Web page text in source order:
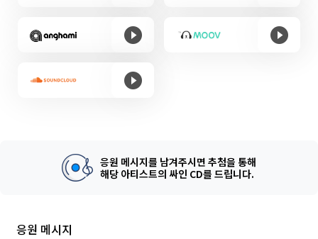
응원 메시지를 남겨주시면 추첨을 통해
해당 아티스트의 싸인 CD를 드립니다.
응원 메시지